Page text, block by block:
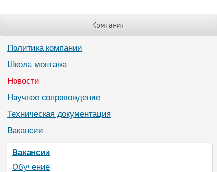
Компания
Политика компании
Школа монтажа
Новости
Научное сопровождение
Техническая документация
Вакансии
Вакансии
Обучение